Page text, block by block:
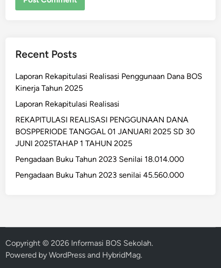
Recent Posts
Laporan Rekapitulasi Realisasi Penggunaan Dana BOS
Kinerja Tahun 2025
Laporan Rekapitulasi Realisasi
REKAPITULASI REALISASI PENGGUNAAN DANA
BOSPPERIODE TANGGAL 01 JANUARI 2025 SD 30
JUNI 2025TAHAP 1 TAHUN 2025
Pengadaan Buku Tahun 2023 Senilai 18.014.000
Pengadaan Buku Tahun 2023 senilai 45.560.000
Copyright © 2026 Informasi BOS Sekolah.
Powered byWordPress and HybridMag.